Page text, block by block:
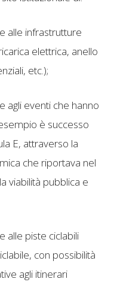
alle infrastrutture
elettrica, anello
etc.);
agli eventi che hanno
è successo
E, attraverso la
che riportava nel
viabilità pubblica e
alle piste ciclabili
con possibilità
agli itinerari